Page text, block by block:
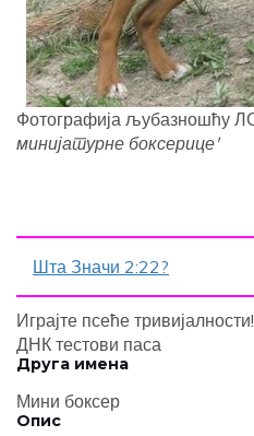
Фотографија љубазношћу
минијатурне боксерице'
Шта Значи 2:22?
Играјте псеће тривијалности!
ДНК тестови паса
Друга имена
Мини боксер
Опис